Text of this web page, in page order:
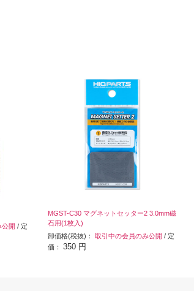
公開 / 定
MGST-C30 マグネットセッター2 3.0mm磁
石用(1枚入)
卸価格(税抜)： 取引中の会員のみ公開 / 定
価： 350 円